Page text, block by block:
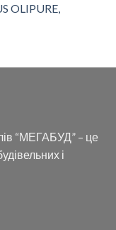
OLIPURE,
“МЕГАБУД” – це
і